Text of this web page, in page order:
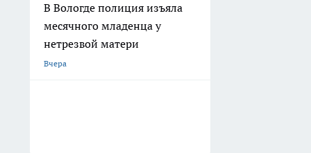
В Вологде полиция изъяла
месячного младенца у
нетрезвой матери
Вчера